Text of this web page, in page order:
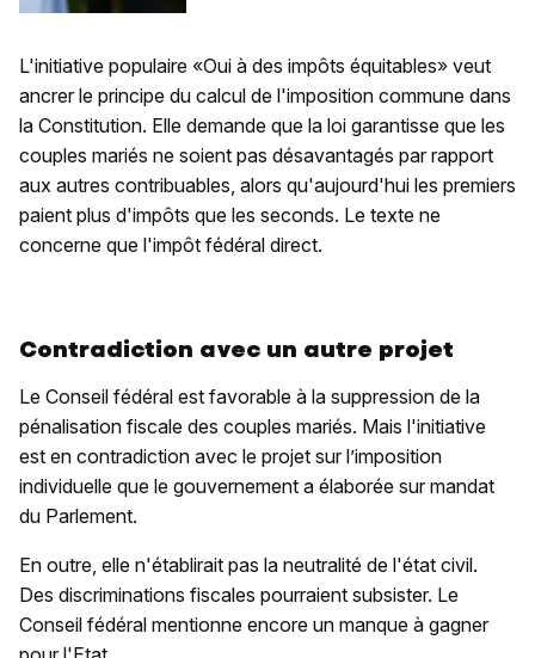
L'initiative populaire «Oui à des impôts équitables» veut
ancrer le principe du calcul de l'imposition commune dans
la Constitution. Elle demande que la loi garantisse que les
couples mariés ne soient pas désavantagés par rapport
aux autres contribuables, alors qu'aujourd'hui les premiers
paient plus d'impôts que les seconds. Le texte ne
concerne que l'impôt fédéral direct.
Contradiction avec un autre projet
Le Conseil fédéral est favorable à la suppression de la
pénalisation fiscale des couples mariés. Mais l'initiative
est en contradiction avec le projet sur l’imposition
individuelle que le gouvernement a élaborée sur mandat
du Parlement.
En outre, elle n'établirait pas la neutralité de l'état civil.
Des discriminations fiscales pourraient subsister. Le
Conseil fédéral mentionne encore un manque à gagner